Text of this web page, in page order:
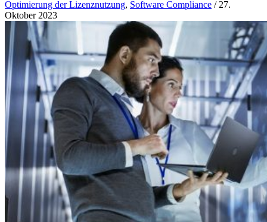
Optimierung der Lizenznutzung, Software Compliance / 27.
Oktober 2023